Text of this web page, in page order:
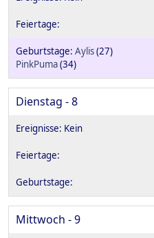
Aylis(27)
PinkPuma(34)
Dienstag - 8
Mittwoch - 9